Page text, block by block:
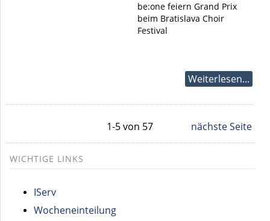
be:one feiern Grand Prix
beim Bratislava Choir
Festival
Weiterlesen...
1-5 von 57 nächste Seite
WICHTIGE LINKS
IServ
Wocheneinteilung